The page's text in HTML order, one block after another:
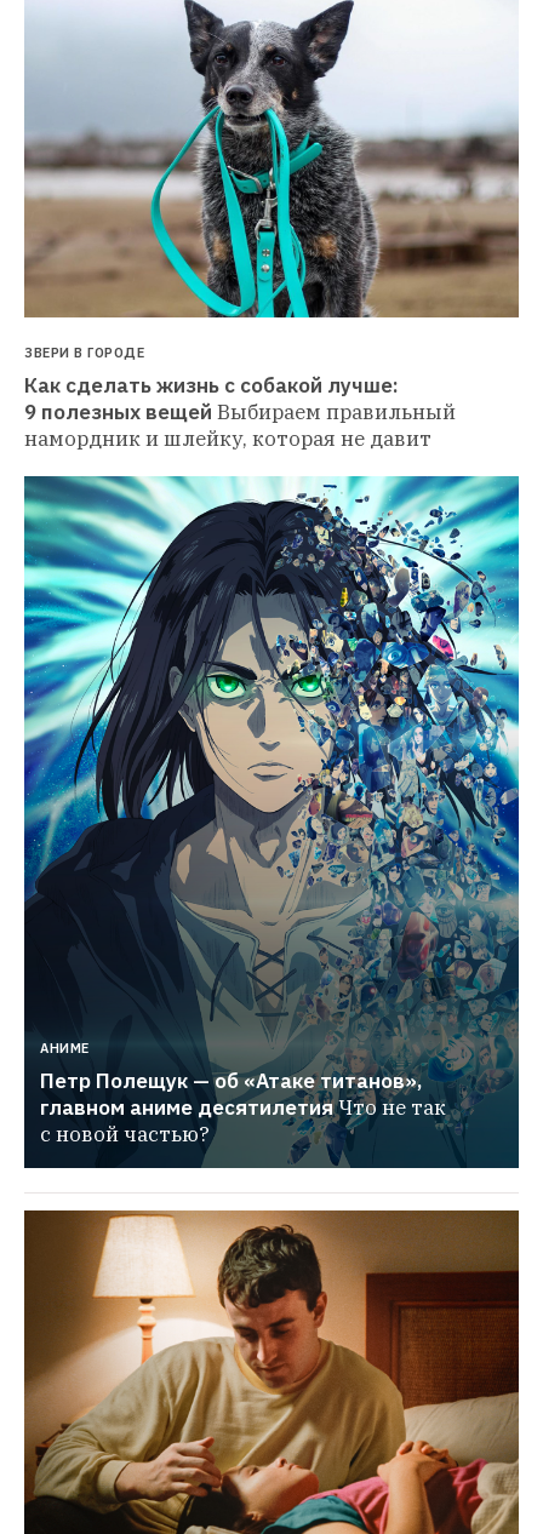
ЗВЕРИ В ГОРОДЕ
Как сделать жизнь с собакой лучше:
9 полезных вещей Выбираем правильный
намордник и шлейку, которая не давит
АНИМЕ
Петр Полещук — об «Атаке титанов»,
главном аниме десятилетияЧто не так
с новой частью?